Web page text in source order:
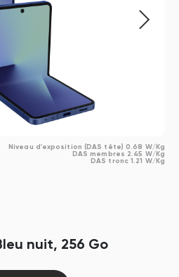
Niveau d'exposition (DAS tête) 0.68 W/Kg
DAS membres 2.45 W/Kg
DAS tronc 1.21 W/Kg
nuit, 256 Go